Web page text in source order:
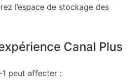
l’espace de stockage des
Canal Plus
1 peut affecter :